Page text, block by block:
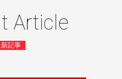
Article
記事